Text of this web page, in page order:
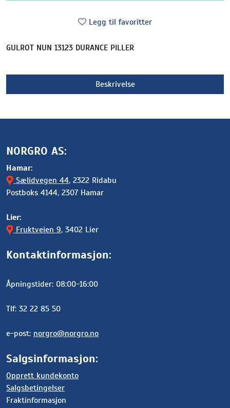
Legg til favoritter
GULROT NUN 13123 DURANCE PILLER
Beskrivelse
NORGRO AS:
Hamar:
Sælidvegen 44, 2322 Ridabu
Postboks 4144, 2307 Hamar
Lier:
Fruktveien 9, 3402 Lier
Kontaktinformasjon:
Åpningstider: 08:00-16:00
Tlf: 32 22 85 50
e-post: norgro@norgro.no
Salgsinformasjon:
Opprett kundekonto
Salgsbetingelser
Fraktinformasjon